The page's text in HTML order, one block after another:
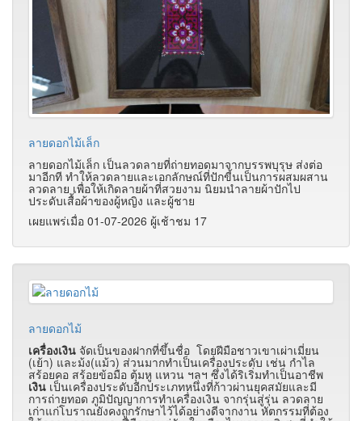
ลายดอกไม้เล็ก
ลายดอกไม้เล็ก เป็นลวดลายที่ถ่ายทอดมาจากบรรพบุรุษ ส่งต่อ
มาอีกที ทำให้ลวดลายและเอกลักษณ์ที่ปักขี้นเป็นการผสมผสาน
ลวดลาย เพื่อให้เกิดลายผ้าที่สวยงาม นิยมนำลายผ้าปักไป
ประดับเสื้อผ้าของผู้หญิง และผู้ชาย
เผยแพร่เมื่อ 01-07-2026 ผู้เช้าชม 17
ลายดอกไม้
เครื่องเงิน จัดเป็นของฝากที่ขึ้นชื่อ โดยฝีมือชาวเขาเผ่าเมี่ยน
(เย้า) และม้ง(แม้ว) ส่วนมากทำเป็นเครื่องประดับ เช่น กำไล
สร้อยคอ สร้อยข้อมือ ตุ้มหู แหวน ฯลฯ ซึ่งได้ริเริ่มทำเป็นอาชีพ
เงิน เป็นเครื่องประดับอีกประเภทหนึ่งที่ก้าวผ่านยุคสมัยและมี
การถ่ายทอด ภูมิปัญญาการทำเครื่องเงิน จากรุ่นสู่รุ่น ลวดลาย
เก่าแก่โบราณยังคงถูกรักษาไว้ได้อย่างดีจากงาน หัตกรรมที่ต้อง